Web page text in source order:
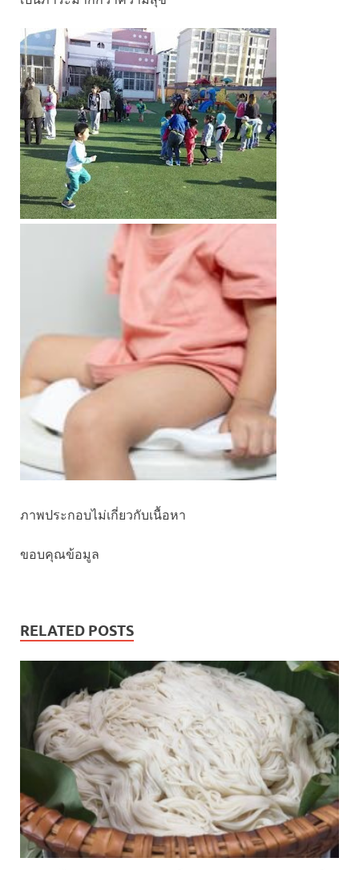
ภาพประกอบไม่เกี่ยวกับเนื้อหา
ขอบคุณข้อมูล
RELATED POSTS